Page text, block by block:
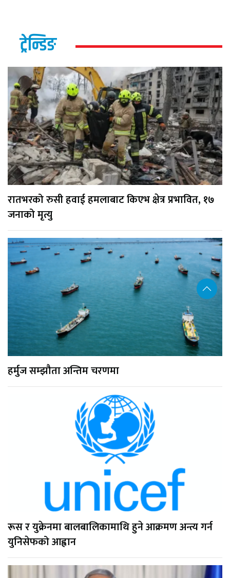
ट्रेन्डिङ
रातभरको रुसी हवाई हमलाबाट किएभ क्षेत्र प्रभावित, १७
जनाको मृत्यु
हर्मुज सम्झौता अन्तिम चरणमा
रूस र युक्रेनमा बालबालिकामाथि हुने आक्रमण अन्त्य गर्न
युनिसेफको आह्वान